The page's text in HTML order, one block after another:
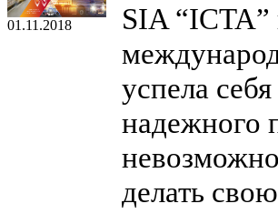
01.11.2018
SIA “ICTA”
успела
надежного
делать